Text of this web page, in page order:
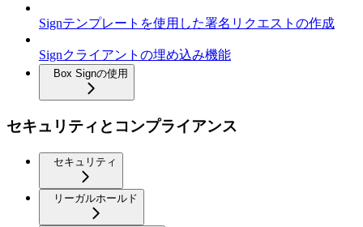
Signテンプレートを使用した署名リクエストの作成
Signクライアントの埋め込み機能
Box Signの使用
セキュリティとコンプライアンス
セキュリティ
リーガルホールド